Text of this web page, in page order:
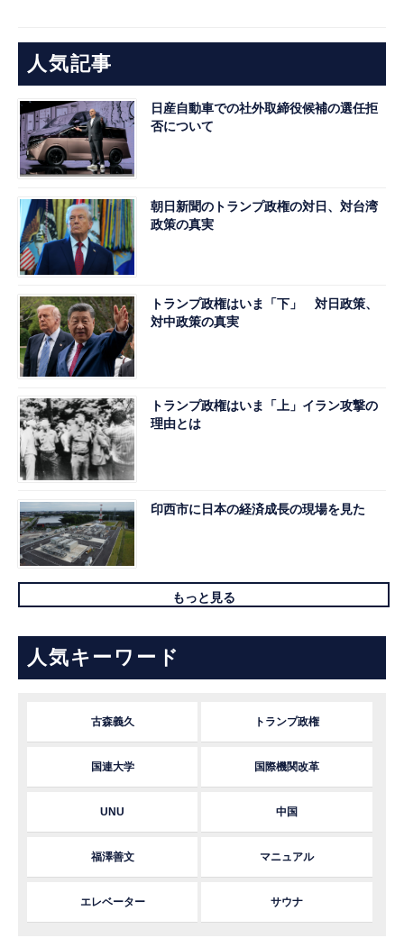
人気記事
日産自動車での社外取締役候補の選任拒
否について
朝日新聞のトランプ政権の対日、対台湾
政策の真実
トランプ政権はいま「下」 対日政策、
対中政策の真実
トランプ政権はいま「上」イラン攻撃の
理由とは
印西市に日本の経済成長の現場を見た
もっと見る
人気キーワード
古森義久 トランプ政権
国連大学 国際機関改革
UNU 中国
福澤善文 マニュアル
エレベーター サウナ